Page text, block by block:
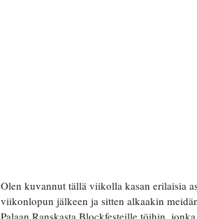
Olen kuvannut tällä viikolla kasan erilaisia
viikonlopun jälkeen ja sitten alkaakin
Palaan Ranskasta Blockfesteille töihin,